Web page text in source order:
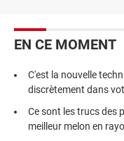
EN CE MOMENT
C'est la nouvelle
discrètement dans
Ce sont les trucs des
meilleur melon en